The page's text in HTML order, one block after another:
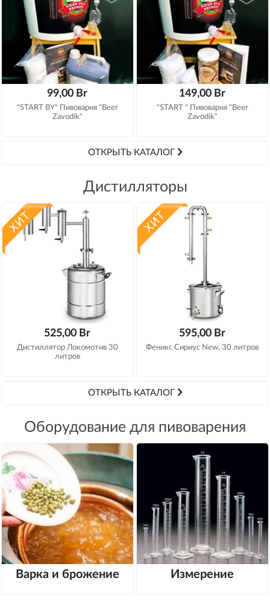
99,00 Br
"START BY" Пивоварня "Beer
Zavodik"
149,00 Br
"START " Пивоварня "Beer
Zavodik"
ОТКРЫТЬ КАТАЛОГ
Дистилляторы
525,00 Br
Дистиллятор Локомотив 30
литров
595,00 Br
Феникс Сириус New, 30 литров
ОТКРЫТЬ КАТАЛОГ
Оборудование для пивоварения
Варка и брожение Измерение